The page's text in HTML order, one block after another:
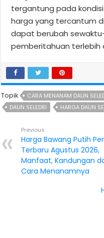
tergantung pada
harga yang tercantum
dapat berubah
pemberitahuan terlebih
Topik CARA MENANAM DAUN
DAUN SELEDRI
HARGA DAUN
Previous
Harga Bawang Putih
Terbaru Agustus 2026,
Manfaat, Kandungan
Cara Menanamnya